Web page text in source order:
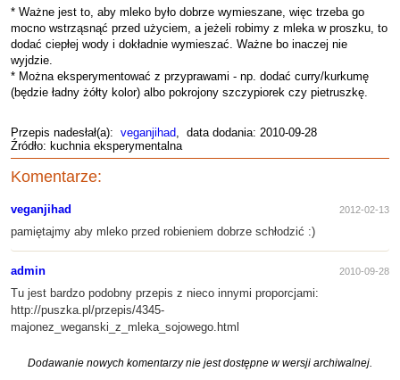
* Ważne jest to, aby mleko było dobrze wymieszane, więc trzeba go
mocno wstrząsnąć przed użyciem, a jeżeli robimy z mleka w proszku, to
dodać ciepłej wody i dokładnie wymieszać. Ważne bo inaczej nie
wyjdzie.
* Można eksperymentować z przyprawami - np. dodać curry/kurkumę
(będzie ładny żółty kolor) albo pokrojony szczypiorek czy pietruszkę.
Przepis nadesłał(a): veganjihad, data dodania: 2010-09-28
Źródło: kuchnia eksperymentalna
Komentarze:
veganjihad 2012-02-13
pamiętajmy aby mleko przed robieniem dobrze schłodzić :)
admin 2010-09-28
Tu jest bardzo podobny przepis z nieco innymi proporcjami:
http://puszka.pl/przepis/4345-
majonez_weganski_z_mleka_sojowego.html
Dodawanie nowych komentarzy nie jest dostępne w wersji archiwalnej.